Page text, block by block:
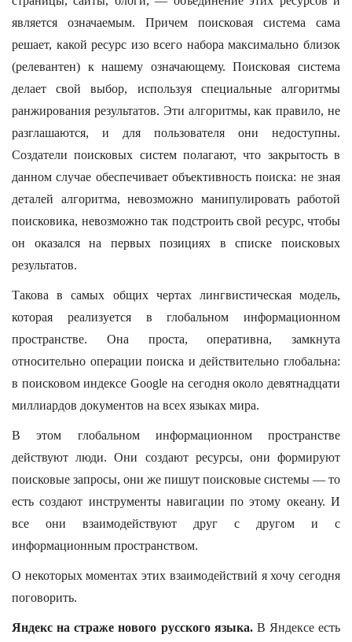
является означаемым. Причем поисковая система сама
решает, какой ресурс изо всего набора максимально близок
(релевантен) к нашему означающему. Поисковая система
делает свой выбор, используя специальные алгоритмы
ранжирования результатов. Эти алгоритмы, как правило, не
разглашаются, и для пользователя они недоступны.
Создатели поисковых систем полагают, что закрытость в
данном случае обеспечивает объективность поиска: не зная
деталей алгоритма, невозможно манипулировать работой
поисковика, невозможно так подстроить свой ресурс, чтобы
он оказался на первых позициях в списке поисковых
результатов.
Такова в самых общих чертах лингвистическая модель,
которая реализуется в глобальном информационном
пространстве. Она проста, оперативна, замкнута
относительно операции поиска и действительно глобальна:
в поисковом индексе Google на сегодня около девятнадцати
миллиардов документов на всех языках мира.
В этом глобальном информационном пространстве
действуют люди. Они создают ресурсы, они формируют
поисковые запросы, они же пишут поисковые системы — то
есть создают инструменты навигации по этому океану. И
все они взаимодействуют друг с другом и с
информационным пространством.
О некоторых моментах этих взаимодействий я хочу сегодня
поговорить.
Яндекс на страже нового русского языка. В Яндексе есть